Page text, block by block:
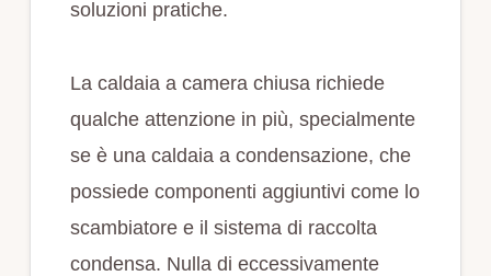
soluzioni pratiche.
La caldaia a camera chiusa richiede
qualche attenzione in più, specialmente
se è una caldaia a condensazione, che
possiede componenti aggiuntivi come lo
scambiatore e il sistema di raccolta
condensa. Nulla di eccessivamente